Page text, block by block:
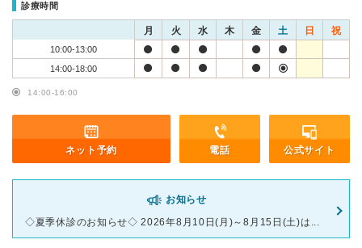
診療時間
月 火 水 木 金 土 日 祝
10:00-13:00
14:00-18:00
14:00-16:00
ネット予約 電話 公式サイト
お知らせ
◇夏季休診のお知らせ◇ 2026年8月10日(月)～8月15日(土)は...